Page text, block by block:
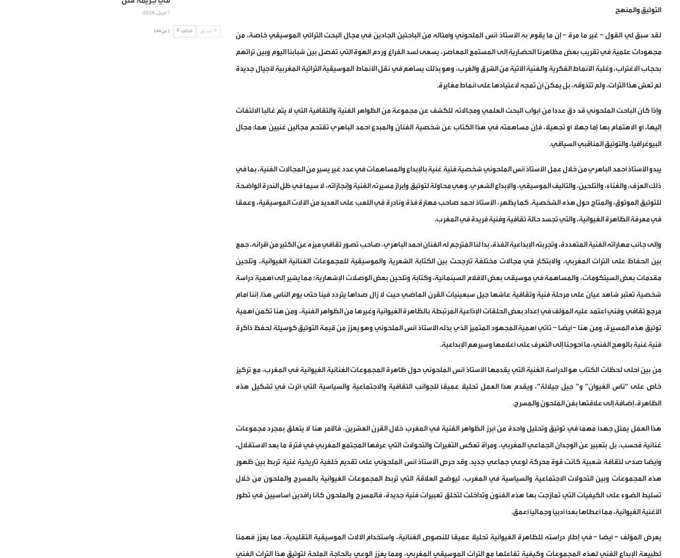
التوثيق والمنهج
لقد سبق لي القول – غير ما مرة – إن ما يقوم به الأستاذ أنس الملحوني وأمثاله من الباحثين الجادين في مجال البحث التراثي الموسيقي خاصة، من
مجهودات علمية في تقريب بعض مظاهرنا الحضارية إلى المستمع المعاصر، يسعى لسد الفراغ وردم الهوة التي تفصل بين شبابنا اليوم وبين تراثهم
بحجاب الاغتراب، وغلبة الأنماط الفكرية والفنية الآتية من الشرق والغرب، وهو بذلك يساهم في نقل الأنماط الموسيقية التراثية المغربية لأجيال جديدة
لم تعش هذا التراث، ولم تتذوقه، بل يمكن أن تمجه لاعتيادها على أنماط مغايرة.
وإذا كان الباحث الملحوني قد دق عددا من أبواب البحث العلمي ومجالاته للكشف عن مجموعة من الظواهر الفنية والثقافية التي لا يتم غالبا الالتفات
إليها، أو الاهتمام بها إما جهلا أو تجهيلا، فإن مساهمته في هذا الكتاب عن شخصية الفنان والمبدع أحمد الباهري تقتحم مجالين غنيين هما: مجال
البيوغرافيا، والتوثيق المناقبي السياقي.
يبدو الأستاذ أحمد الباهري من خلال عمل الأستاذ أنس الملحوني شخصية فنية غنية بالإبداع والمساهمات في عدد غير يسير من المجالات الفنية، بما في
ذلك العزف، والغناء، والتلحين، والتأليف الموسيقي، والإبداع الشعري. وهي محاولة لتوثيق وإبراز مسيرته الفنية وإنجازاته، لا سيما في ظل الندرة الواضحة
للتوثيق الموثوق، والمتاح حول هذه الشخصية. كما يظهر، الأستاذ أحمد صاحب مهارة فذة ونادرة في اللعب على العديد من الآلات الموسيقية، وعمقًا
في معرفة الظاهرة الغيوانية، والتي تجسد حالة ثقافية وفنية فريدة في المغرب.
وإلى جانب مهاراته الفنية المتعددة، وتجربته الإبداعية الفذة، بدا لنا المُترجَم له الفنان أحمد الباهري، صاحب تصور ثقافي ميزه عن الكثير من أقرانه، جمع
بين الحفاظ على التراث المغربي، والابتكار في مجالات مختلفة تأرجحت بين الكتابة الشعرية والموسيقية للمجموعات الغنائية الغيوانية، وتلحين
مقدمات بعض السيتكومات، والمساهمة في موسيقى بعض الأفلام السينمائية، وكتابة وتلحين بعض الوصلات الإشهارية؛ مما يشير إلى أهمية دراسة
شخصية تعتبر شاهد عيان على مرحلة فنية وثقافية عاشها جيل سبعينيات القرن الماضي حيث لا زال صداها يتردد فينا حتى يوم الناس هذا. إننا أمام
مرجع ثقافي وفني اعتمد عليه المؤلف في إعداد بعض الحلقات الإذاعية المرتبطة بالظاهرة الغيوانية وغيرها من الظواهر الفنية، ومن هنا تكمن أهمية
توثيق هذه المسيرة، ومن هنا – أيضا – تأتي أهمية المجهود المتميز الذي بذله الأستاذ أنس الملحوني وهو يعزز من قيمة التوثيق كوسيلة لحفظ ذاكرة
فنية غنية بالوهج الفني، ما أحوجنا إلى التعرف على أعلامها وسيرهم الإبداعية.
من بين أحلى لحظات الكتاب هو الدراسة الغنية التي يقدمها الأستاذ أنس الملحوني حول ظاهرة المجموعات الغنائية الغيوانية في المغرب، مع تركيز
خاص على “ناس الغيوان” و” جيل جيلالة”، ويقدم هذا العمل تحليلاً عميقًا للجوانب الثقافية والاجتماعية والسياسية التي أثرت في تشكيل هذه
الظاهرة، إضافة إلى علاقتها بفن الملحون والمسرح.
هذا العمل يمثل جهدًا مهمًا في توثيق وتحليل واحدة من أبرز الظواهر الفنية في المغرب خلال القرن العشرين، فالأمر هنا لا يتعلق بمجرد مجموعات
غنائية فحسب، بل بتعبير عن الوجدان الجماعي المغربي، ومرآة تعكس التغيرات والتحولات التي عرفها المجتمع المغربي في فترة ما بعد الاستقلال،
وأيضا صدى لثقافة شعبية كانت قوة محركة لوعي جماعي جديد. وقد حرص الأستاذ أنس الملحوني على تقديم خلفية تاريخية غنية تربط بين ظهور
هذه المجموعات وبين التحولات الاجتماعية والسياسية في المغرب، ليوضح العلاقة التي تربط المجموعات الغيوانية بالمسرح والملحون من خلال
تسليط الضوء على الكيفيات التي تمازجت بها هذه الفنون وتداخلت لتخلق تعبيرات فنية جديدة، فالمسرح والملحون كانا رافدين أساسيين في تطور
الأغنية الغيوانية، مما أعطاها بعدًا أدبيًا وجماليًا أعمق.
يعرض المؤلف – أيضا – في إطار دراسته للظاهرة الغيوانية تحليلاً عميقًا للنصوص الغنائية، واستخدام الآلات الموسيقية التقليدية، مما يعزز فهمنا
لطبيعة الإبداع الفني لهذه المجموعات وكيفية تفاعلها مع التراث الموسيقي المغربي، ومما يعزز الوعي بالحاجة الملحة لتوثيق هذا التراث الغني
7 أبريل, 2026
السابق التالي 1 من 144